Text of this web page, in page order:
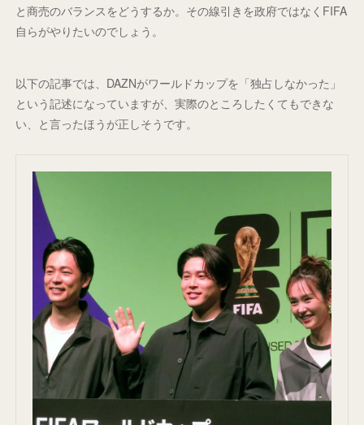
と商売のバランスをどうするか。その線引きを政府ではなくFIFA
自らがやりたいのでしょう。
以下の記事では、DAZNがワールドカップを「独占しなかった」
という記述になっていますが、実際のところしたくてもできな
い、と言ったほうが正しそうです。